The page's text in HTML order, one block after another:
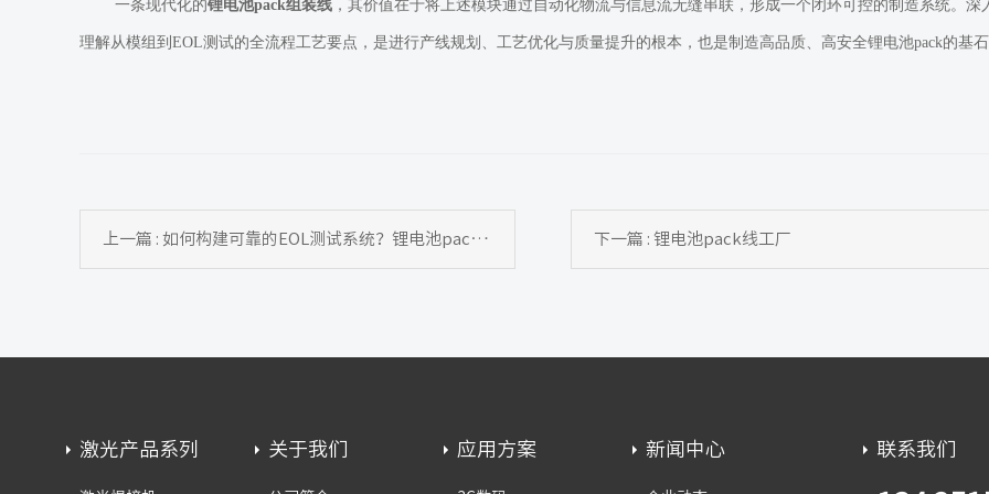
一条现代化的锂电池pack组装线 ，其价值在于将上述模块通过自动化物流与信息流无缝串联，形成一个闭环可控的制造系统。深
理解从模组到EOL测试的全流程工艺要点，是进行产线规划、工艺优化与质量提升的根本，也是制造高品质、高安全锂电池pack的基
上一篇 : 如何构建可靠的EOL测试系统？锂电池pack组装线最终测试站配置指南 下一篇 : 锂电池pack线工厂
激光产品系列 关于我们 应用方案 新闻中心 联系我们